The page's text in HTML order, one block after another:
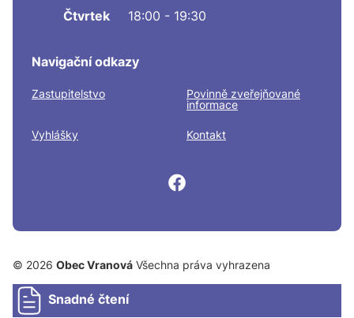
Čtvrtek 18:00 - 19:30
Navigační odkazy
Zastupitelstvo
Povinně zveřejňované
informace
Vyhlášky Kontakt
© 2026 Obec Vranová Všechna práva vyhrazena
Snadné čtení